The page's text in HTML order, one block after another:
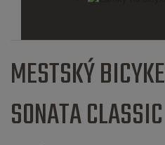
MESTSKÝ
SONATA